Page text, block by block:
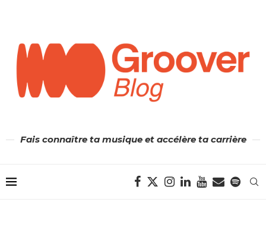
Fais connaître ta musique et accélère ta carrière